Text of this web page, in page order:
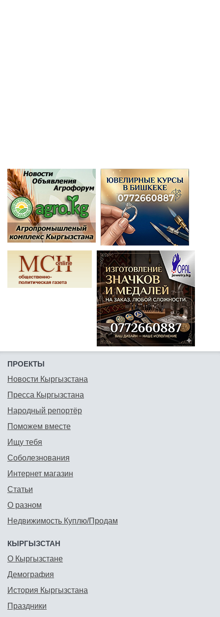
ПРОЕКТЫ
Новости Кыргызстана
Пресса Кыргызстана
Народный репортёр
Поможем вместе
Ищу тебя
Соболезнования
Интернет магазин
Статьи
О разном
Недвижимость Куплю/Продам
КЫРГЫЗСТАН
О Кыргызстане
Демография
История Кыргызстана
Праздники